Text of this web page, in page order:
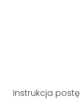
Instrukcja